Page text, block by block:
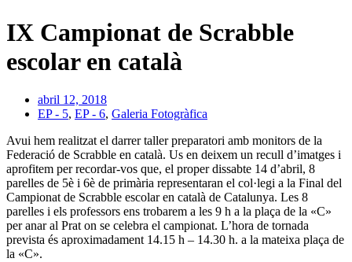
IX Campionat de Scrabble
escolar en català
abril 12, 2018
EP - 5, EP - 6, Galeria Fotogràfica
Avui hem realitzat el darrer taller preparatori amb monitors de la
Federació de Scrabble en català. Us en deixem un recull d’imatges i
aprofitem per recordar-vos que, el proper dissabte 14 d’abril, 8
parelles de 5è i 6è de primària representaran el col·legi a la Final del
Campionat de Scrabble escolar en català de Catalunya. Les 8
parelles i els professors ens trobarem a les 9 h a la plaça de la «C»
per anar al Prat on se celebra el campionat. L’hora de tornada
prevista és aproximadament 14.15 h – 14.30 h. a la mateixa plaça de
la «C».